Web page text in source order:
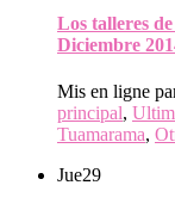
Los talleres
Diciembre
Mis en ligne
principal,
Tuamarama,
Jue29